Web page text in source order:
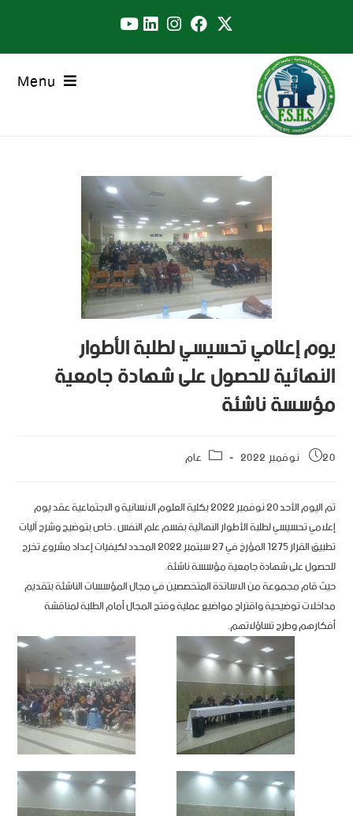
Menu
يوم إعلامي تحسيسي لطلبة الأطوار
النهائية للحصول على شهادة جامعية
مؤسسة ناشئة
20 نوفمبر 2022
عام
تم اليوم الأحد 20 نوفمبر 2022 بكلية العلوم الانسانية و الاجتماعية عقد يوم
إعلامي تحسيسي لطلبة الأطوار النهائية بقسم علم النفس ، خاص بتوضيح وشرح آليات
تطبيق القرار 1275 المؤرخ في 27 سبتمبر 2022 المحدد لكيفيات إعداد مشروع تخرج
للحصول على شهادة جامعية مؤسسة ناشئة.
حيث قام مجموعة من الاساتذة المتخصصين في مجال المؤسسات الناشئة بتقديم
مداخلات توضيحية واقتراح مواضيع عملية وفتح المجال أمام الطلبة لمناقشة
أفكارهم وطرح تساؤلاتهم.